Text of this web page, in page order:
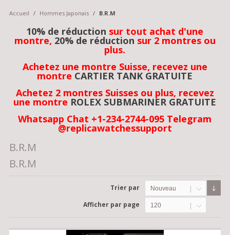
Accueil / Hommes Japonais / B.R.M
10% de réduction sur tout achat d'une
montre, 20% de réduction sur 2 montres ou
plus.
Achetez une montre Suisse, recevez une
montre CARTIER TANK GRATUITE
Achetez 2 montres Suisses ou plus, recevez
une montre ROLEX SUBMARINER GRATUITE
Whatsapp Chat +1-234-2744-095 Telegram
@replicawatchessupport
B.R.M
B.R.M
Trier par Nouveau
Afficher par page 120